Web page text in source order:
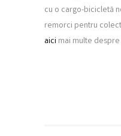
cu o cargo-bicicletă
remorci pentru
aici mai multe